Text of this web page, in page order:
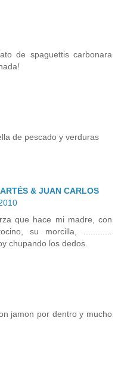
de spaguettis carbonara
de pescado y verduras
& JUAN CARLOS
que hace mi madre, con
su morcilla, ............
chupando los dedos.
jamon por dentro y mucho